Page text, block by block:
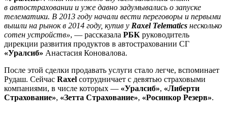
в автостраховании и уже давно задумывались о запуске
телематики. В 2013 году начали вести переговоры и первыми
вышли на рынок в 2014 году, купив у Raxel Telematics несколько
сотен устройств», — рассказала РБК руководитель
дирекции развития продуктов в автостраховании СГ
«Уралсиб» Анастасия Коновалова.
После этой сделки продавать услуги стало легче, вспоминает
Рудаш. Сейчас Raxel сотрудничает с девятью страховыми
компаниями, в числе которых — «Уралсиб», «Либерти
Страхование», «Зетта Страхование», «Росинкор Резерв».